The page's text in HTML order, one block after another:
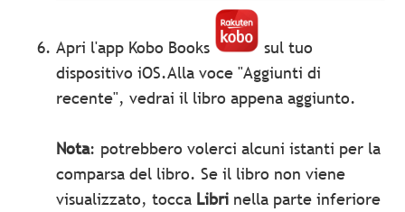
Apri l'app Kobo Books
sul tuo
dispositivo iOS.Alla voce "Aggiunti di
recente", vedrai il libro appena aggiunto.
Nota: potrebbero volerci alcuni istanti per la
comparsa del libro. Se il libro non viene
visualizzato, tocca Libri nella parte inferiore